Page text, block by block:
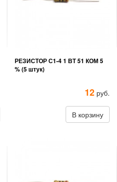
РЕЗИСТОР С1-4 1 ВТ 51 КОМ 5
% (5 штук)
12 руб.
В корзину